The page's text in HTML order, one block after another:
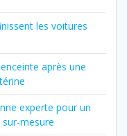
les voitures
après une
experte pour un
mesure